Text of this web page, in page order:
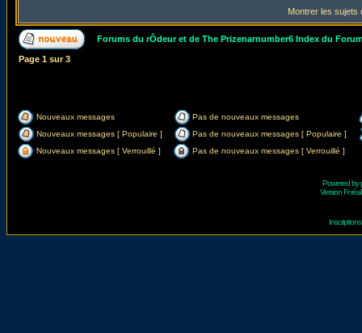
Montrer les sujets
Forums du rÔdeur et de The Prizenarnumber6 Index du
Page 1 sur3
Nouveaux messages
Pas de nouveaux messages
Nouveaux messages [ Populaire ]
Pas de nouveaux messages [ Populaire ]
Nouveaux messages [ Verrouillé ]
Pas de nouveaux messages [ Verrouillé ]
Powered by
Version Fr